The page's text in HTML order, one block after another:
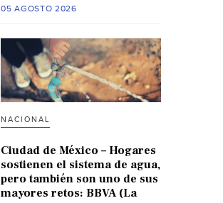
05 AGOSTO 2026
NACIONAL
Ciudad de México – Hogares
sostienen el sistema de agua,
pero también son uno de sus
mayores retos: BBVA (La